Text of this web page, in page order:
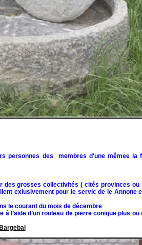
personnes des membres d'une mêmee
grosses collectivités ( cités provinces
exlusivement pour le servic de le Annone
le courant du mois de décembre
d’un rouleau de pierre conique plus